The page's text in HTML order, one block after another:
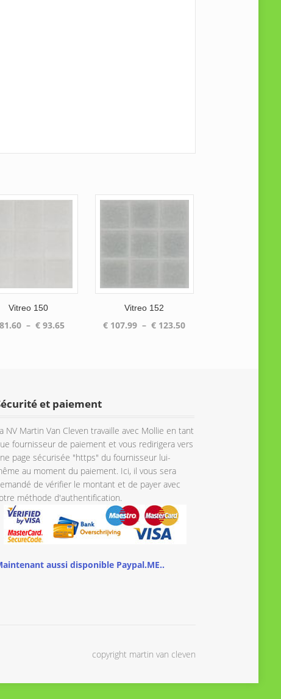
Vitreo 150
81.60 – € 93.65Plage
Vitreo 152
€ 107.99 – € 123.50Plage
et paiement
NV Martin Van Cleven travaille avec Mollie en tant
fournisseur de paiement et vous redirigera vers
page sécurisée "https" du fournisseur lui-
au moment du paiement. Ici, il vous sera
de vérifier le montant et de payer avec
méthode d'authentification.
aussi disponible Paypal.ME..
copyright martin van cleven